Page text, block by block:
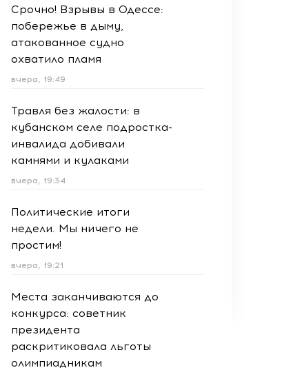
Срочно! Взрывы в Одессе:
побережье в дыму,
атакованное судно
охватило пламя
вчера, 19:49
Травля без жалости: в
кубанском селе подростка-
инвалида добивали
камнями и кулаками
вчера, 19:34
Политические итоги
недели. Мы ничего не
простим!
вчера, 19:21
Места заканчиваются до
конкурса: советник
президента
раскритиковала льготы
олимпиадникам